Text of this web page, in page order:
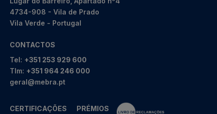
4734-908 - Vila de Prado
Vila Verde - Portugal
CONTACTOS
Tel: +351 253 929 600
Tlm: +351 964 246 000
geral@mebra.pt
CERTIFICAÇÕES PRÉMIOS